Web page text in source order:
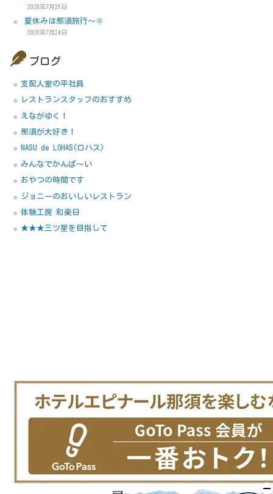
2026年7月26日
夏休みは那須旅行～🌞
2026年7月24日
ブログ
支配人室の平社員
レストランスタッフのおすすめ
えながゆく！
那須が大好き！
NASU de LOHAS(ロハス)
みんなでかんぱ～い
おやつの時間です
ジョニーのおいしいレストラン
体験工房 和楽日
★★★三ツ星を目指して